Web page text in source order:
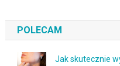
POLECAM
Jak skutecznie